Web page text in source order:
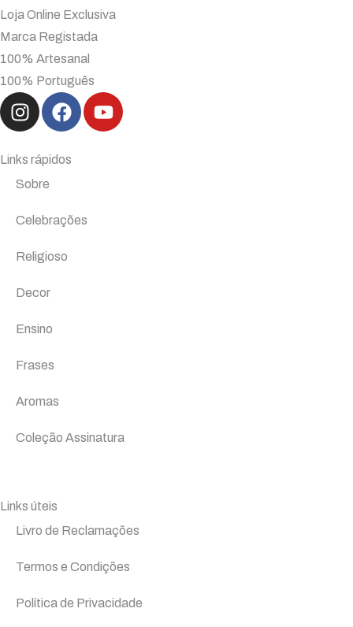
Loja Online Exclusiva
Marca Registada
100% Artesanal
100% Português
Links rápidos
Sobre
Celebrações
Religioso
Decor
Ensino
Frases
Aromas
Coleção Assinatura
Links úteis
Livro de Reclamações
Termos e Condições
Política de Privacidade